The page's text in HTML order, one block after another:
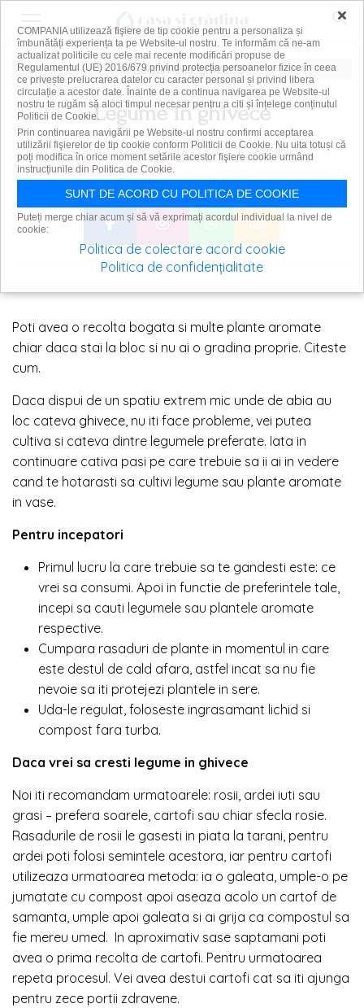
Legume in ghivece
1 iulie 2009 | BALCON | ADMIN
Distribuie articolul pe:
Poti avea o recolta bogata si multe plante aromate
chiar daca stai la bloc si nu ai o gradina proprie. Citeste
cum.
Daca dispui de un spatiu extrem mic unde de abia au
loc cateva ghivece, nu iti face probleme, vei putea
cultiva si cateva dintre legumele preferate. Iata in
continuare cativa pasi pe care trebuie sa ii ai in vedere
cand te hotarasti sa cultivi legume sau plante aromate
in vase.
Pentru incepatori
Primul lucru la care trebuie sa te gandesti este: ce
vrei sa consumi. Apoi in functie de preferintele tale,
incepi sa cauti legumele sau plantele aromate
respective.
Cumpara rasaduri de plante in momentul in care
este destul de cald afara, astfel incat sa nu fie
nevoie sa iti protejezi plantele in sere.
Uda-le regulat, foloseste ingrasamant lichid si
compost fara turba.
Daca vrei sa cresti legume in ghivece
Noi iti recomandam urmatoarele: rosii, ardei iuti sau
grasi – prefera soarele, cartofi sau chiar sfecla rosie.
Rasadurile de rosii le gasesti in piata la tarani, pentru
ardei poti folosi semintele acestora, iar pentru cartofi
utilizeaza urmatoarea metoda: ia o galeata, umple-o pe
jumatate cu compost apoi aseaza acolo un cartof de
samanta, umple apoi galeata si ai grija ca compostul sa
fie mereu umed. In aproximativ sase saptamani poti
avea o prima recolta de cartofi. Pentru urmatoarea
repeta procesul. Vei avea destui cartofi cat sa iti ajunga
pentru zece portii zdravene.
×
COMPANIA utilizează fişiere de tip cookie pentru a personaliza și
îmbunătăți experiența ta pe Website-ul nostru. Te informăm că ne-am
actualizat politicile cu cele mai recente modificări propuse de
Regulamentul (UE) 2016/679 privind protecția persoanelor fizice în ceea
ce privește prelucrarea datelor cu caracter personal și privind libera
circulație a acestor date. Înainte de a continua navigarea pe Website-ul
nostru te rugăm să aloci timpul necesar pentru a citi și înțelege conținutul
Politicii de Cookie.
Prin continuarea navigării pe Website-ul nostru confirmi acceptarea
utilizării fişierelor de tip cookie conform Politicii de Cookie. Nu uita totuși că
poți modifica în orice moment setările acestor fişiere cookie urmând
instrucțiunile din Politica de Cookie.
SUNT DE ACORD CU POLITICA DE COOKIE
Puteți merge chiar acum și să vă exprimați acordul individual la nivel de
cookie:
Politica de colectare acord cookie
Politica de confidențialitate